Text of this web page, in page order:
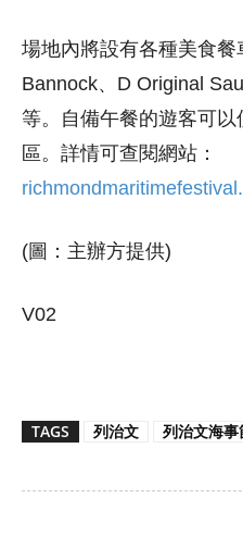
場地內將設有各種美食餐
Bannock、D Original
等。自備午餐的遊客可
區。詳情可查閱網站：
(圖：主辦方提供)
V02
TAGS 列治文 列治文海事